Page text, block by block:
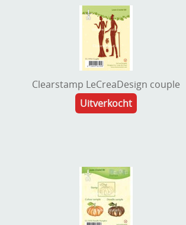
Clearstamp LeCreaDesign couple
Uitverkocht